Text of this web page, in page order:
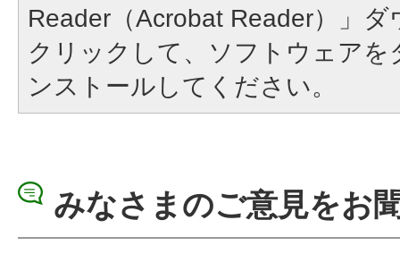
Reader（Acrobat Reader）」
クリックして、ソフトウェア
ンストールしてください。
みなさまのご意見をお